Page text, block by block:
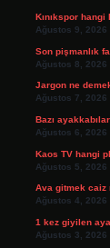
Kınıkspor hangi
Ağustos 9, 2026
Son pişmanlık
Ağustos 8, 2026
Jargon ne
Ağustos 7, 2026
Bazı
Ağustos 6, 2026
Kaos TV hangi
Ağustos 5, 2026
Ava gitmek caiz
Ağustos 4, 2026
1 kez giyilen
Ağustos 3, 2026